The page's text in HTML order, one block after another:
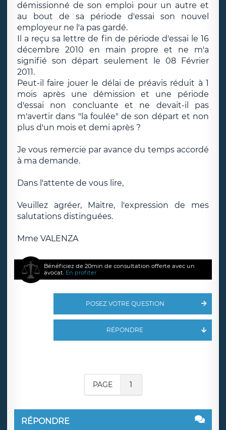
démissionné de son emploi pour un autre et
au bout de sa période d'essai son nouvel
employeur ne l'a pas gardé.
Il a reçu sa lettre de fin de période d'essai le 16
décembre 2010 en main propre et ne m'a
signifié son départ seulement le 08 Février
2011.
Peut-il faire jouer le délai de préavis réduit à 1
mois après une démission et une période
d'essai non concluante et ne devait-il pas
m'avertir dans "la foulée" de son départ et non
plus d'un mois et demi après ?
Je vous remercie par avance du temps accordé
à ma demande.
Dans l'attente de vous lire,
Veuillez agréer, Maitre, l'expression de mes
salutations distinguées.
Mme VALENZA
Bénéficiez de 20min de consultation offerte avec un
avocat. En profiter
POSEZ VOTRE QUESTION
RÉPONDRE
PAGE 1
RÉPONDRE